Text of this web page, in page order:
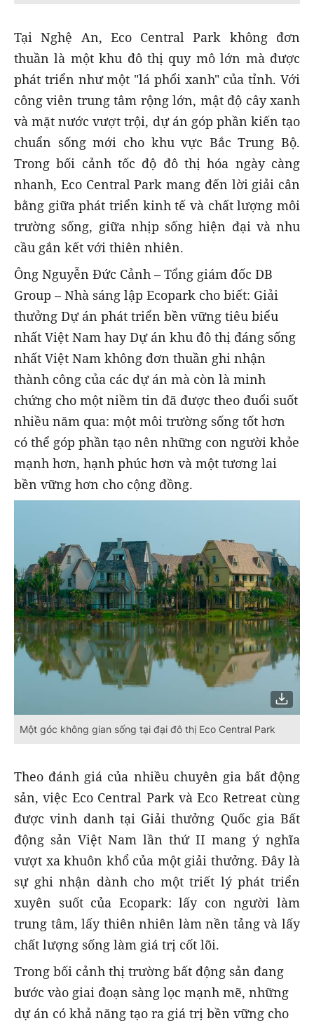
Tại Nghệ An, Eco Central Park không đơn
thuần là một khu đô thị quy mô lớn mà được
phát triển như một "lá phổi xanh" của tỉnh. Với
công viên trung tâm rộng lớn, mật độ cây xanh
và mặt nước vượt trội, dự án góp phần kiến tạo
chuẩn sống mới cho khu vực Bắc Trung Bộ.
Trong bối cảnh tốc độ đô thị hóa ngày càng
nhanh, Eco Central Park mang đến lời giải cân
bằng giữa phát triển kinh tế và chất lượng môi
trường sống, giữa nhịp sống hiện đại và nhu
cầu gắn kết với thiên nhiên.
Ông Nguyễn Đức Cảnh – Tổng giám đốc DB
Group – Nhà sáng lập Ecopark cho biết: Giải
thưởng Dự án phát triển bền vững tiêu biểu
nhất Việt Nam hay Dự án khu đô thị đáng sống
nhất Việt Nam không đơn thuần ghi nhận
thành công của các dự án mà còn là minh
chứng cho một niềm tin đã được theo đuổi suốt
nhiều năm qua: một môi trường sống tốt hơn
có thể góp phần tạo nên những con người khỏe
mạnh hơn, hạnh phúc hơn và một tương lai
bền vững hơn cho cộng đồng.
Một góc không gian sống tại đại đô thị Eco Central Park
Theo đánh giá của nhiều chuyên gia bất động
sản, việc Eco Central Park và Eco Retreat cùng
được vinh danh tại Giải thưởng Quốc gia Bất
động sản Việt Nam lần thứ II mang ý nghĩa
vượt xa khuôn khổ của một giải thưởng. Đây là
sự ghi nhận dành cho một triết lý phát triển
xuyên suốt của Ecopark: lấy con người làm
trung tâm, lấy thiên nhiên làm nền tảng và lấy
chất lượng sống làm giá trị cốt lõi.
Trong bối cảnh thị trường bất động sản đang
bước vào giai đoạn sàng lọc mạnh mẽ, những
dự án có khả năng tạo ra giá trị bền vững cho